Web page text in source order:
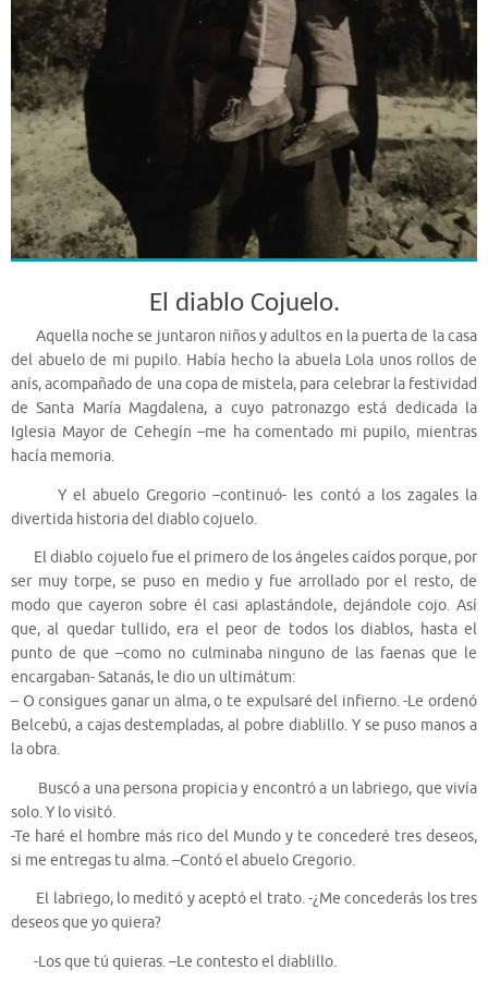
El diablo Cojuelo.
Aquella noche se juntaron niños y adultos en la puerta de la casa
del abuelo de mi pupilo. Había hecho la abuela Lola unos rollos de
anís, acompañado de una copa de mistela, para celebrar la festividad
de Santa María Magdalena, a cuyo patronazgo está dedicada la
Iglesia Mayor de Cehegín –me ha comentado mi pupilo, mientras
hacía memoria.
Y el abuelo Gregorio –continuó- les contó a los zagales la
divertida historia del diablo cojuelo.
El diablo cojuelo fue el primero de los ángeles caídos porque, por
ser muy torpe, se puso en medio y fue arrollado por el resto, de
modo que cayeron sobre él casi aplastándole, dejándole cojo. Así
que, al quedar tullido, era el peor de todos los diablos, hasta el
punto de que –como no culminaba ninguno de las faenas que le
encargaban- Satanás, le dio un ultimátum:
– O consigues ganar un alma, o te expulsaré del infierno. -Le ordenó
Belcebú, a cajas destempladas, al pobre diablillo. Y se puso manos a
la obra.
Buscó a una persona propicia y encontró a un labriego, que vivía
solo. Y lo visitó.
-Te haré el hombre más rico del Mundo y te concederé tres deseos,
si me entregas tu alma. –Contó el abuelo Gregorio.
El labriego, lo meditó y aceptó el trato. -¿Me concederás los tres
deseos que yo quiera?
-Los que tú quieras. –Le contesto el diablillo.